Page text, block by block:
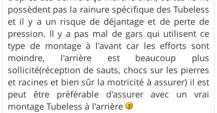
possèdent pas la rainure spécifique des Tubeless
et il y a un risque de déjantage et de perte de
pression. Il y a pas mal de gars qui utilisent ce
type de montage à l'avant car les efforts sont
moindre, l'arrière est beaucoup plus
sollicité(réception de sauts, chocs sur les pierres
et racines et bien sûr la motricité à assurer) il est
peut être préférable d'assurer avec un vrai
montage Tubeless à l'arrière